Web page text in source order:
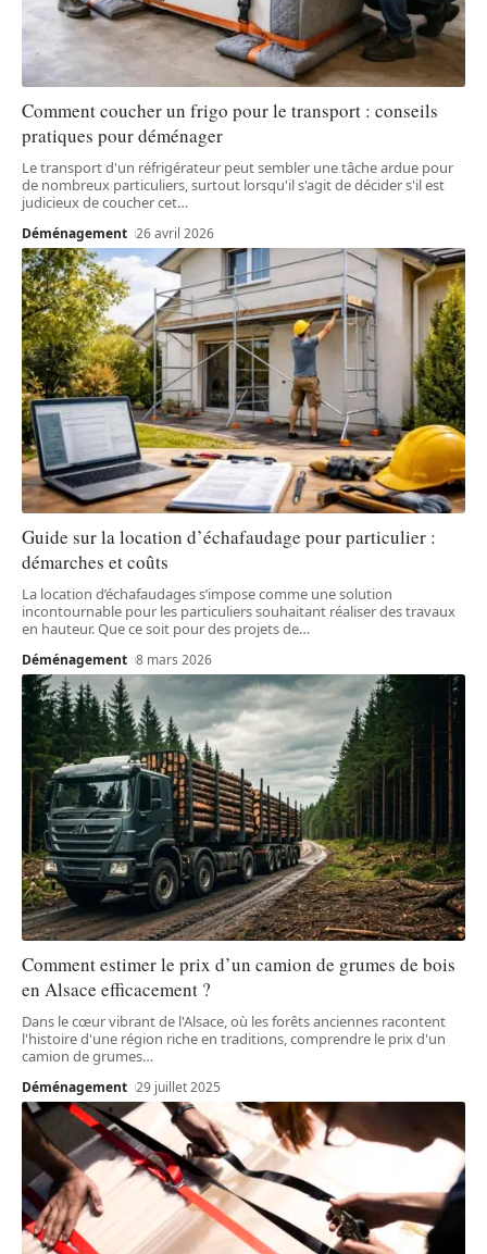
Comment coucher un frigo pour le transport : conseils
pratiques pour déménager
Le transport d'un réfrigérateur peut sembler une tâche ardue pour
de nombreux particuliers, surtout lorsqu'il s'agit de décider s'il est
judicieux de coucher cet…
Déménagement 26 avril 2026
Guide sur la location d’échafaudage pour particulier :
démarches et coûts
La location d’échafaudages s’impose comme une solution
incontournable pour les particuliers souhaitant réaliser des travaux
en hauteur. Que ce soit pour des projets de…
Déménagement 8 mars 2026
Comment estimer le prix d’un camion de grumes de bois
en Alsace efficacement ?
Dans le cœur vibrant de l'Alsace, où les forêts anciennes racontent
l'histoire d'une région riche en traditions, comprendre le prix d'un
camion de grumes…
Déménagement 29 juillet 2025